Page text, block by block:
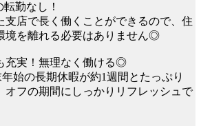
勤なし！
支店で長く働くことができるので、住
境を離れる必要はありません◎
充実！無理なく働ける◎
始の長期休暇が約1週間とたっぷり
オフの期間にしっかりリフレッシュで